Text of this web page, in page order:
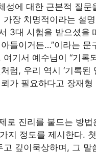
성에 대한 근본적 질문
가장 치명적이라는 설
3대 시험을 받으셨을
들이거든…”이라는 문
여기서 예수님이 “기록
럼, 우리 역시 ‘기록된
가 필요하다고 장재형
로 진리를 붙드는 방법
지 정도를 제시한다.
고 깊이묵상하며, 그 말